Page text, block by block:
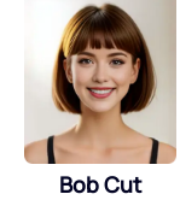
Bob Cut